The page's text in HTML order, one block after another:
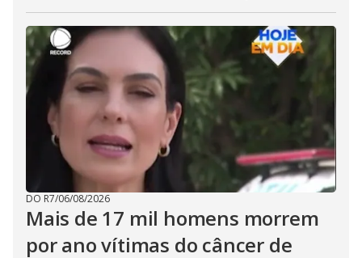
DO R7/06/08/2026
Mais de 17 mil homens morrem
por ano vítimas do câncer de